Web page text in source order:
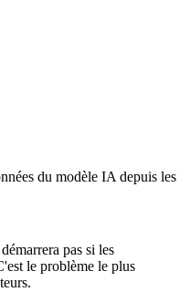
du modèle IA depuis les
pas si les
le problème le plus